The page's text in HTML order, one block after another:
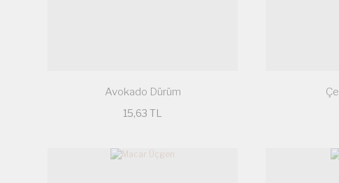
Avokado Dürüm
15,63 TL